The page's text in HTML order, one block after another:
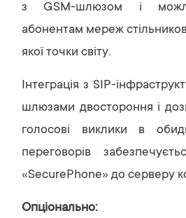
з GSM-шлюзом і
абонентам мереж
якої точки світу.
Інтеграція з SIP-
шлюзами двостороння і
голосові виклики в
переговорів
«SecurePhone» до серверу
Опціонально: